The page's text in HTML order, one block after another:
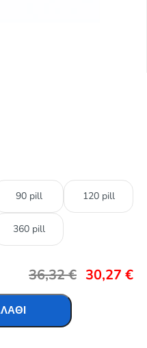
90 pill 120 pill
360 pill
36,32€ 30,27 €